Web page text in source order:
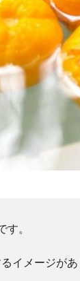
す。
イメージがあ